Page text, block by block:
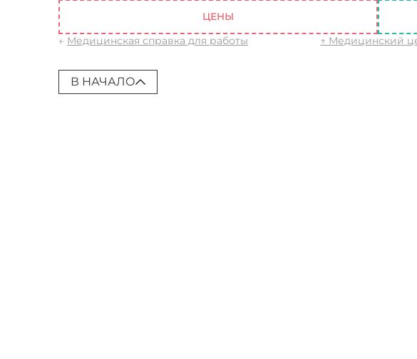
ЦЕНЫ
← Медицинская справка для работы ↑ Медицинский
В НАЧАЛО